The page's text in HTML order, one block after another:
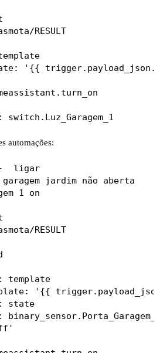
RESULT
'{{
automações:
-  ligar
jardim não aberta
1 on
RESULT
template
'{{
state